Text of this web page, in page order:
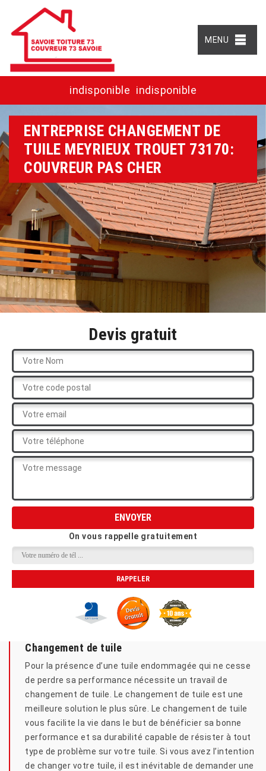
MENU
indisponible indisponible
ENTREPRISE CHANGEMENT DE
TUILE MEYRIEUX TROUET 73170:
COUVREUR PAS CHER
Devis gratuit
On vous rappelle gratuitement
Changement de tuile
Pour la présence d’une tuile endommagée qui ne cesse
de perdre sa performance nécessite un travail de
changement de tuile. Le changement de tuile est une
meilleure solution le plus sûre. Le changement de tuile
vous facilite la vie dans le but de bénéficier sa bonne
performance et sa durabilité capable de résister à tout
type de problème sur votre tuile. Si vous avez l’intention
de changer votre tuile, il est inévitable de demander une